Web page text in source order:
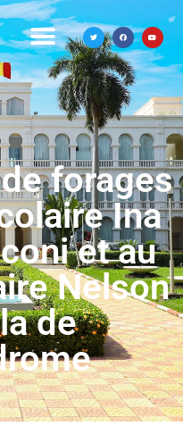
forages
Ina
et au
Nelson
de